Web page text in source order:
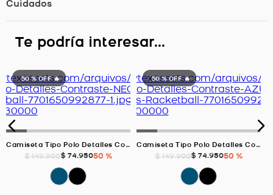
Cuidados
Te podría interesar...
50 % OFF 🔥
Camiseta Tipo Polo Detalles Contraste, Color Negro Para Hombre
$ 149.900$ 74.95050 %
50 % OFF 🔥
Camiseta Tipo Polo Detalles Contraste, Color Azul Oscuro Para Hombre
$ 149.900$ 74.95050 %